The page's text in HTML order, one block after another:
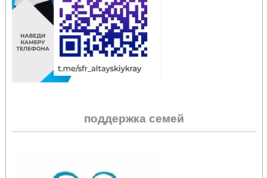
поддержка семей